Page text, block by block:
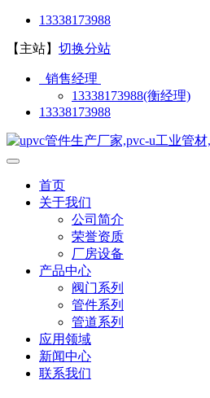
13338173988
【主站】 切换分站
销售经理
13338173988(衡经理)
13338173988
首页
关于我们
公司简介
荣誉资质
厂房设备
产品中心
阀门系列
管件系列
管道系列
应用领域
新闻中心
联系我们